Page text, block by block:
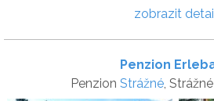
zobrazit
Penzion
Penzion Strážné,